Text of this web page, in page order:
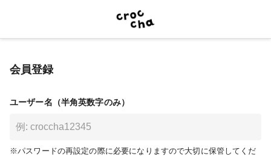
会員登録
ユーザー名（半角英数字のみ）
※パスワードの再設定の際に必要になりますので大切に保管してくだ